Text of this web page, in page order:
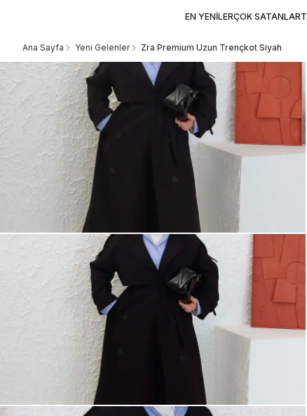
EN YENİLERÇOK SATANLAR
Ana Sayfa Yeni Gelenler Zra Premium Uzun Trençkot Siyah